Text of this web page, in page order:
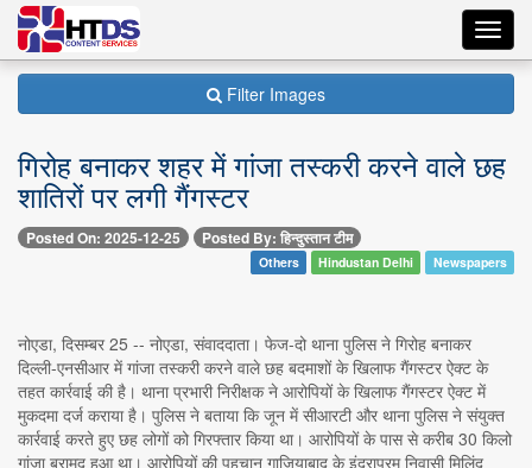
Filter Images
गिरोह बनाकर शहर में गांजा तस्करी करने वाले छह
शातिरों पर लगी गैंगस्टर
Posted On: 2025-12-25 Posted By: हिन्दुस्तान टीम
Others Hindustan Delhi Newspapers
नोएडा, दिसम्बर 25 -- नोएडा, संवाददाता। फेज-दो थाना पुलिस ने गिरोह बनाकर
दिल्ली-एनसीआर में गांजा तस्करी करने वाले छह बदमाशों के खिलाफ गैंगस्टर ऐक्ट के
तहत कार्रवाई की है। थाना प्रभारी निरीक्षक ने आरोपियों के खिलाफ गैंगस्टर ऐक्ट में
मुकदमा दर्ज कराया है। पुलिस ने बताया कि जून में सीआरटी और थाना पुलिस ने संयुक्त
कार्रवाई करते हुए छह लोगों को गिरफ्तार किया था। आरोपियों के पास से करीब 30 किलो
गांजा बरामद हुआ था। आरोपियों की पहचान गाजियाबाद के इंद्रापुरम निवासी मिलिंद